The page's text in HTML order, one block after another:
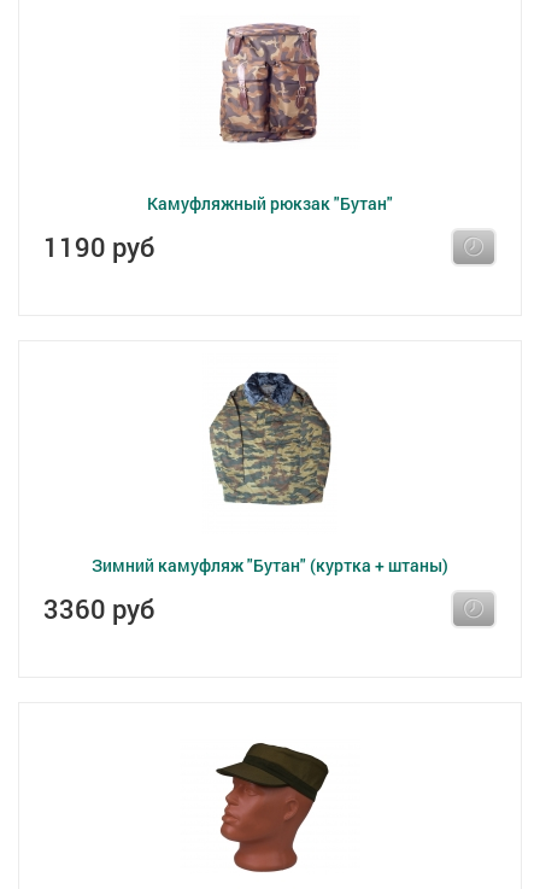
Камуфляжный рюкзак "Бутан"
1190 руб
Зимний камуфляж "Бутан" (куртка + штаны)
3360 руб